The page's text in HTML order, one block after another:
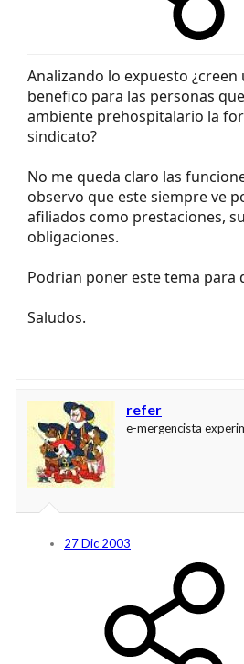
Analizando lo expuesto ¿creen
benefico para las personas
ambiente prehospitalario la
sindicato?
No me queda claro las
observo que este siempre ve
afiliados como prestaciones,
obligaciones.
Podrian poner este tema para
Saludos.
refer
e-mergencista
27 Dic 2003